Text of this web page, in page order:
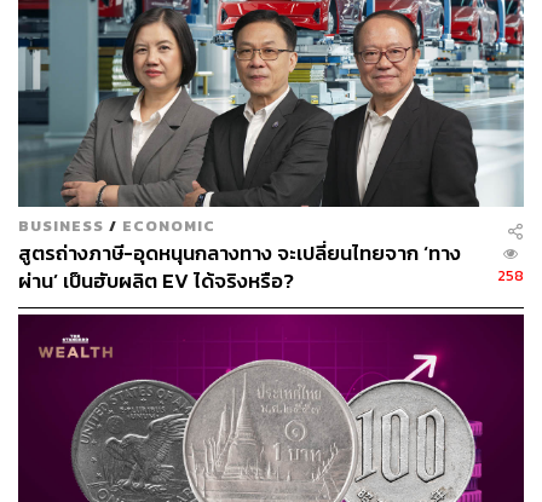
ผ่านแอปพลิเคชันต่างๆ ที่คุณสะดวกหรือใช้งานอยู่แล้วได้เลย
TAGS:
สภาพอากาศ
เชื้อเพลิงฟอสซิล
เศรษฐกิจจีน
ก๊าซเรือนกระจก
Sustain
China
Sustain Financing
BUSINESS / ECONOMIC
สูตรถ่างภาษี-อุดหนุนกลางทาง จะเปลี่ยนไทยจาก ‘ทาง
ผ่าน’ เป็นฮับผลิต EV ได้จริงหรือ?
258